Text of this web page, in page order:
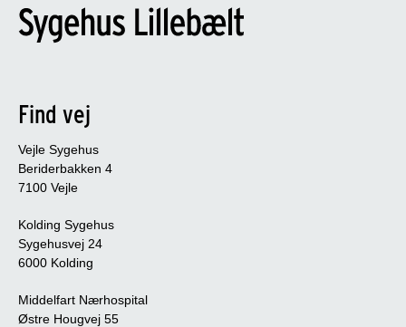
Find vej
Vejle Sygehus
Beriderbakken 4
7100 Vejle
Kolding Sygehus
Sygehusvej 24
6000 Kolding
Middelfart Nærhospital
Østre Hougvej 55